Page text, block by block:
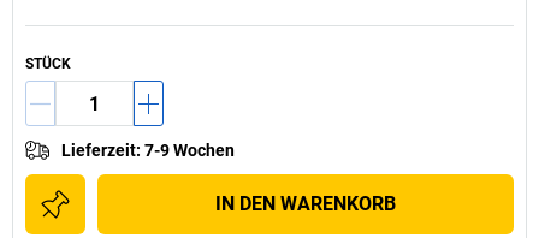
STÜCK
Lieferzeit: 7-9 Wochen
IN DEN WARENKORB